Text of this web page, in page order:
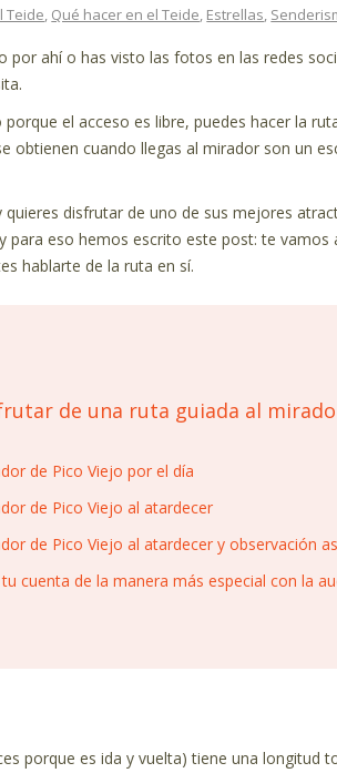
Teide, Qué hacer en el Teide, Estrellas,
por ahí o has visto las fotos en las redes
el acceso es libre, puedes hacer la
obtienen cuando llegas al mirador son un
disfrutar de uno de sus mejores
para eso hemos escrito este post: te vamos
hablarte de la ruta en sí.
de una ruta guiada al
de Pico Viejo por el día
de Pico Viejo al atardecer
de Pico Viejo al atardecer y observación
cuenta de la manera más especial con la
porque es ida y vuelta) tiene una longitud